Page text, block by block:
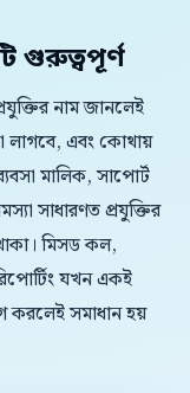
গুরুত্বপূর্ণ
নাম জানলেই
এবং কোথায়
মালিক, সাপোর্ট
সাধারণত প্রযুক্তির
মিসড কল,
যখন একই
সমাধান হয়